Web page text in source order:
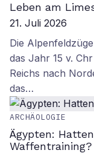
Leben am
21. Juli 2026
Die
das Jahr 15 v.
Reichs nach
das…
ARCHÄOLOGIE
Ägypten:
Waffentraining?